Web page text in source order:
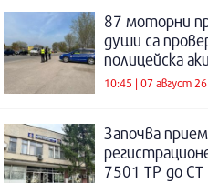
87 моторни
души са
полицейска
10:45 | 07 август 26
Започва
7501 ТР до